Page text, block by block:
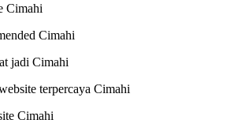
Cimahi
Cimahi
jadi Cimahi
terpercaya Cimahi
Cimahi